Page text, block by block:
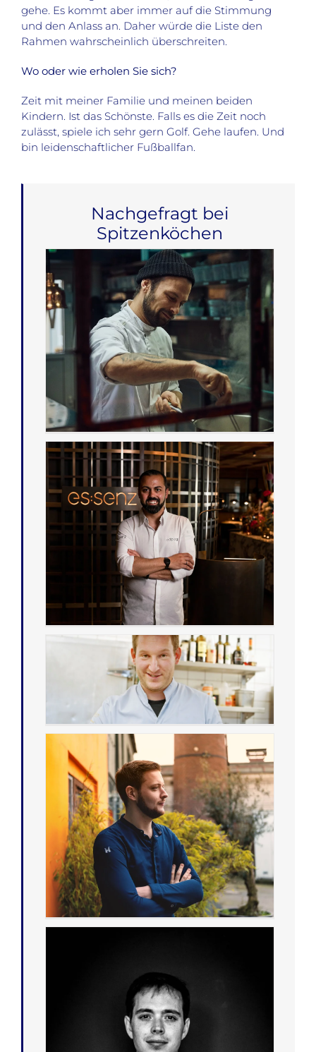
gehe. Es kommt aber immer auf die Stimmung
und den Anlass an. Daher würde die Liste den
Rahmen wahrscheinlich überschreiten.
Wo oder wie erholen Sie sich?
Zeit mit meiner Familie und meinen beiden
Kindern. Ist das Schönste. Falls es die Zeit noch
zulässt, spiele ich sehr gern Golf. Gehe laufen. Und
bin leidenschaftlicher Fußballfan.
Nachgefragt bei
Spitzenköchen